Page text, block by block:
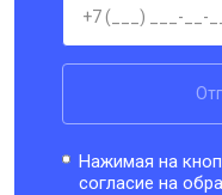
Нажимая на
согласие на